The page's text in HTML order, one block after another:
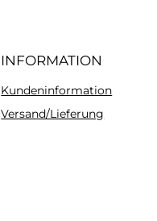
INFORMATION
Kundeninformation
Versand/Lieferung